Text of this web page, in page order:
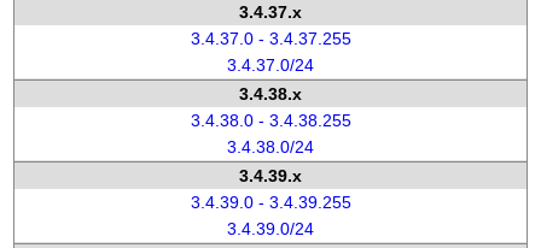
3.4.37.x
3.4.37.0 - 3.4.37.255
3.4.37.0/24
3.4.38.x
3.4.38.0 - 3.4.38.255
3.4.38.0/24
3.4.39.x
3.4.39.0 - 3.4.39.255
3.4.39.0/24